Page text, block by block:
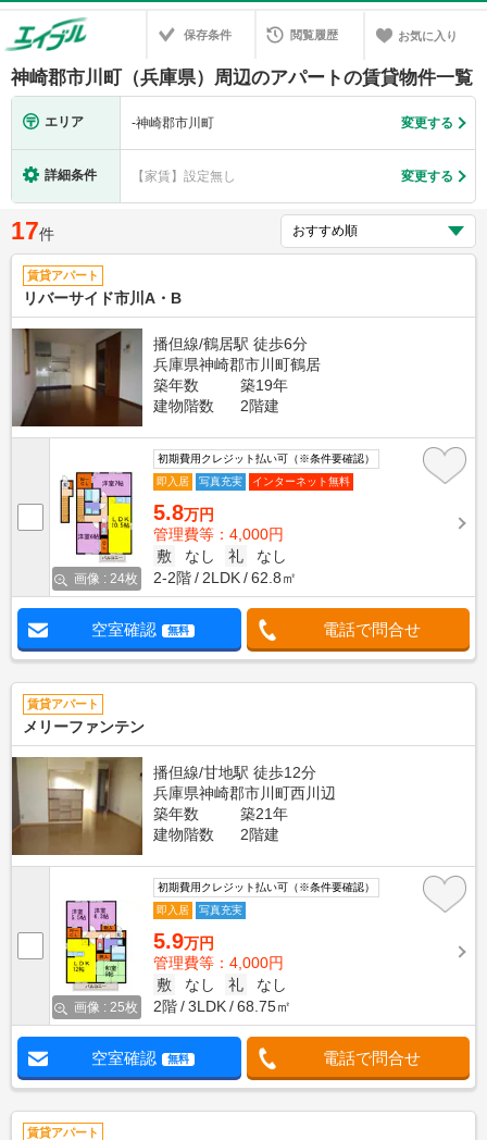
保存条件 閲覧履歴 お気に入り
神崎郡市川町（兵庫県）周辺のアパートの賃貸物件一覧
エリア -神崎郡市川町 変更する
詳細条件 【家賃】設定無し 変更する
17件
賃貸アパート
リバーサイド市川A・B
播但線/鶴居駅 徒歩6分
兵庫県神崎郡市川町鶴居
築年数
築19年
建物階数
2階建
画像 : 24枚
初期費用クレジット払い可（※条件要確認）
即入居
写真充実 インターネット無料
5.8万円
管理費等：4,000円
敷
なし 礼
なし
2-2階
2LDK 62.8㎡
空室確認 無料 電話で問合せ
賃貸アパート
メリーファンテン
播但線/甘地駅 徒歩12分
兵庫県神崎郡市川町西川辺
築年数
築21年
建物階数
2階建
画像 : 25枚
初期費用クレジット払い可（※条件要確認）
即入居
写真充実
5.9万円
管理費等：4,000円
敷
なし 礼
なし
2階
3LDK 68.75㎡
空室確認 無料 電話で問合せ
賃貸アパート